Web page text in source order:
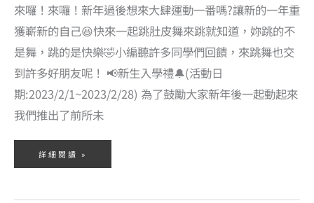
來囉！來囉！新年過後想來大肆運動一番嗎?讓新的一年重
獲嶄新的自己😆快來一起跳肚皮舞來跳就知道，妳跳的不
是舞，跳的是快樂🤣小編聽許多同學們回饋，來跳舞也交
到許多好朋友呢！ 📢新生入學禮🔔(活動日
期:2023/2/1~2023/2/28) 為了鼓勵大家新年後一起動起來
我們推出了前所未
詳細閱讀 »